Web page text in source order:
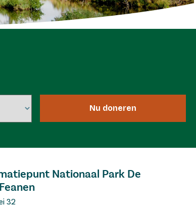
Nu doneren
Nationaal Park De
32